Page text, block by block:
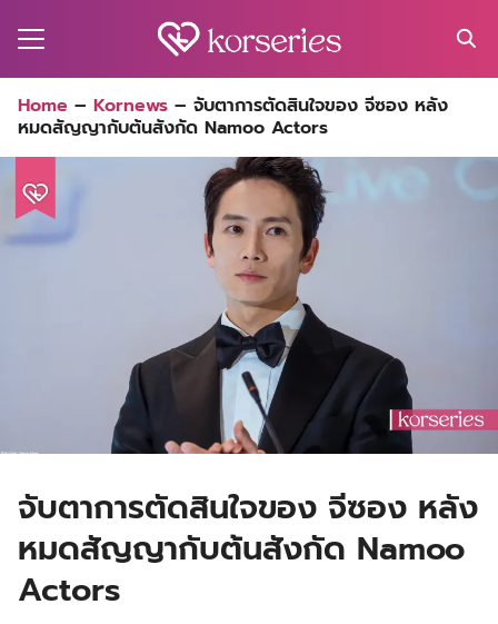
for:
Home – Kornews – จับตาการตัดสินใจของ จีซอง หลัง
หมดสัญญากับต้นสังกัด Namoo Actors
จับตาการตัดสินใจของ จีซอง หลัง
หมดสัญญากับต้นสังกัด Namoo
Actors